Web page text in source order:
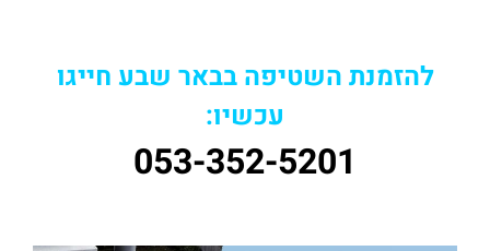
להזמנת השטיפה בבאר שבע חייגו
עכשיו:
053-352-5201